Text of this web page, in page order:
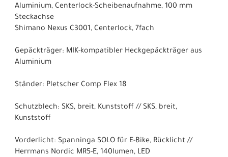
Aluminium, Centerlock-Scheibenaufnahme, 100 mm
Steckachse
Shimano Nexus C3001, Centerlock, 7fach
Gepäckträger: MIK-kompatibler Heckgepäckträger aus
Aluminium
Ständer: Pletscher Comp Flex 18
Schutzblech: SKS, breit, Kunststoff // SKS, breit,
Kunststoff
Vorderlicht: Spanninga SOLO für E-Bike, Rücklicht //
Herrmans Nordic MR5-E, 140lumen, LED